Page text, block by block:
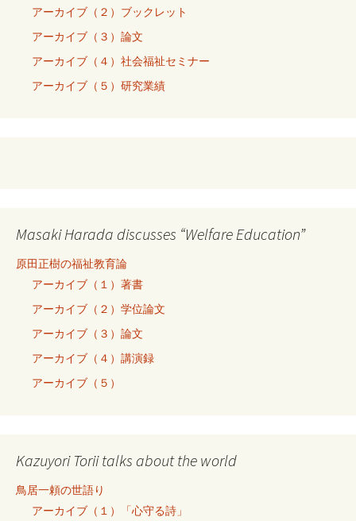
アーカイブ（２）ブックレット
アーカイブ（３）論文
アーカイブ（４）社会福祉セミナー
アーカイブ（５）研究業績
Masaki Harada discusses “Welfare Education”
原田正樹の福祉教育論
アーカイブ（１）著書
アーカイブ（２）学位論文
アーカイブ（３）論文
アーカイブ（４）講演録
アーカイブ（５）
Kazuyori Torii talks about the world
鳥居一頼の世語り
アーカイブ（１）「心守る詩」